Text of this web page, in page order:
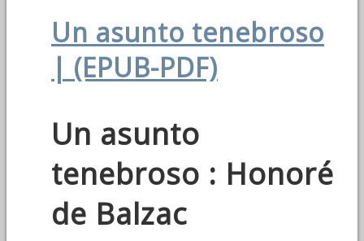
Un asunto tenebroso
| (EPUB-PDF)
Un asunto
tenebroso : Honoré
de Balzac